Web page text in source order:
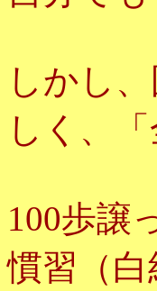
しかし
しく、
100歩譲
慣習（